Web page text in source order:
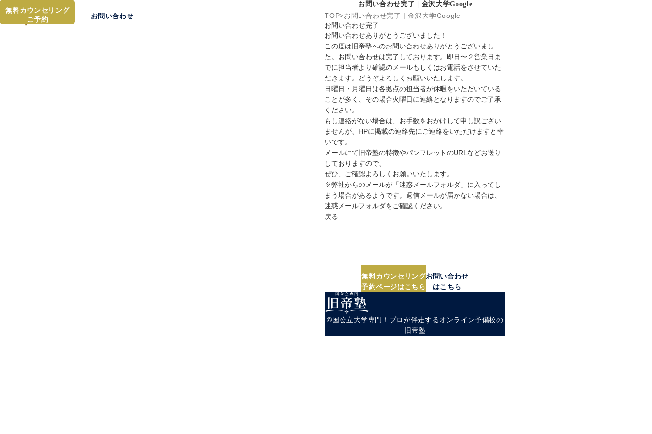
無料カウンセリング
ご予約
お問い合わせ
お問い合わせ完了 | 金沢大学Google
TOP
お問い合わせ完了 | 金沢大学Google
お問い合わせ完了
お問い合わせありがとうございました！
この度は旧帝塾へのお問い合わせありがとうございまし
た。お問い合わせは完了しております。即日〜２営業日ま
でに担当者より確認のメールもしくはお電話をさせていた
だきます。どうぞよろしくお願いいたします。
日曜日・月曜日は各拠点の担当者が休暇をいただいている
ことが多く、その場合火曜日に連絡となりますのでご了承
ください。
もし連絡がない場合は、お手数をおかけして申し訳ござい
ませんが、HPに掲載の連絡先にご連絡をいただけますと幸
いです。
メールにて旧帝塾の特徴やパンフレットのURLなどお送り
しておりますので、
ぜひ、ご確認よろしくお願いいたします。
※弊社からのメールが「迷惑メールフォルダ」に入ってし
まう場合があるようです。返信メールが届かない場合は、
迷惑メールフォルダをご確認ください。
戻る
無料カウンセリング
予約ページはこちら
お問い合わせ
はこちら
©︎国公立大学専門！プロが伴走するオンライン予備校の
旧帝塾